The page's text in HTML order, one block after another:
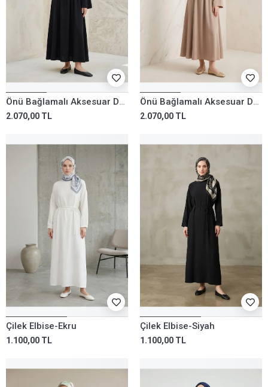
Önü Bağlamalı Aksesuar Detay Elbise-Siyah
2.070,00 TL
Önü Bağlamalı Aksesuar Detay Elbise-Vizon
2.070,00 TL
Çilek Elbise-Ekru
1.100,00 TL
Çilek Elbise-Siyah
1.100,00 TL